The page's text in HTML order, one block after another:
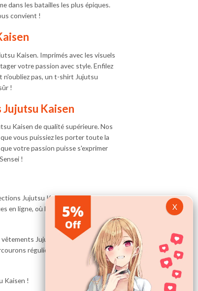
dans les batailles les plus épiques.
convient !
Kaisen. Imprimés avec les visuels
votre passion avec style. Enfilez
n'oubliez pas, un t-shirt Jujutsu
!
Kaisen
Kaisen de qualité supérieure. Nos
vous puissiez les porter toute la
votre passion puisse s'exprimer
!
Jujutsu Kaisen dans le
en ligne, où le choix possible est
Jujutsu Kaisen originaux
régulièrement le web afin de
Kaisen !